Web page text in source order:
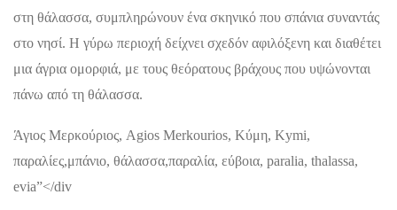
στη θάλασσα, συμπληρώνουν ένα σκηνικό που σπάνια συναντάς
στο νησί. Η γύρω περιοχή δείχνει σχεδόν αφιλόξενη και διαθέτει
μια άγρια ομορφιά, με τους θεόρατους βράχους που υψώνονται
πάνω από τη θάλασσα.
Άγιος Μερκούριος, Agios Merkourios, Κύμη, Kymi,
παραλίες,μπάνιο, θάλασσα,παραλία, εύβοια, paralia, thalassa,
evia”</div